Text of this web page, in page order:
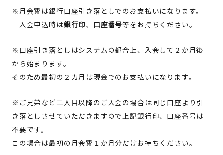
※月会費は銀行口座引き落としでのお支払いになります。
入会申込時は銀行印、 口座番号等をお持ちください。
※口座引き落としはシステムの都合上、入会して２か月後
から始まります。
そのため最初の２カ月は現金でのお支払いになります。
※ご兄弟など二人目以降のご入会の場合は同じ口座より引
き落としさせていただきますので上記銀行印、口座番号は
不要です。
この場合は最初の月会費１か月分だけお持ちください。